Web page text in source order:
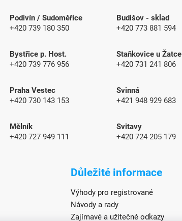
Podivín / Sudoměřice
+420 739 180 350
Budišov - sklad
+420 773 881 594
Bystřice p. Host.
+420 739 776 956
Staňkovice u Žatce
+420 731 241 806
Praha Vestec
+420 730 143 153
Svinná
+421 948 929 683
Mělník
+420 727 949 111
Svitavy
+420 724 205 179
Důležité informace
Výhody pro registrované
Návody a rady
Zajímavé a užitečné odkazy